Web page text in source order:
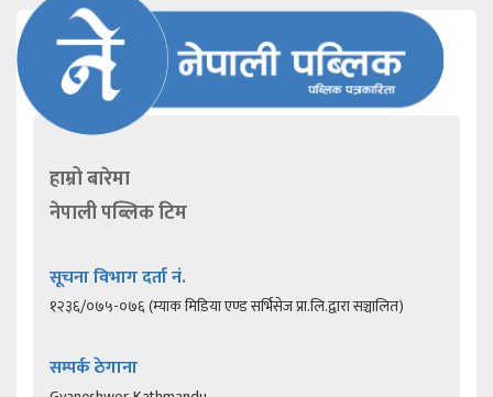
हाम्रो बारेमा
नेपाली पब्लिक टिम
सूचना विभाग दर्ता नं.
१२३६/०७५-०७६ (म्याक मिडिया एण्ड सर्भिसेज प्रा.लि.द्वारा सञ्चालित)
सम्पर्क ठेगाना